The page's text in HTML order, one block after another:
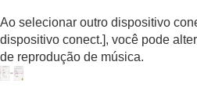
Controlar a música em
Verificar a pressão
Funções exibidas na guia
Ao selecionar outro dispositivo
dispositivo conect.], você pode
de reprodução de música.